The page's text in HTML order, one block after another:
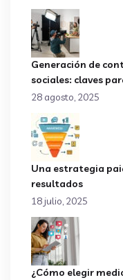
Generación de
sociales: claves
28 agosto, 2025
Una estrategia
resultados
18 julio, 2025
¿Cómo elegir